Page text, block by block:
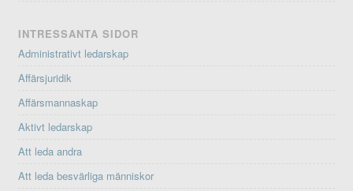
INTRESSANTA SIDOR
Administrativt ledarskap
Affärsjuridik
Affärsmannaskap
Aktivt ledarskap
Att leda andra
Att leda besvärliga människor